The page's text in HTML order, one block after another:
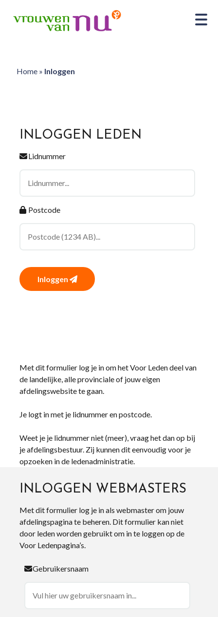
Home» Inloggen
INLOGGEN LEDEN
Lidnummer
Postcode
Inloggen
Met dit formulier log je in om het Voor Leden deel van
de landelijke, alle provinciale of jouw eigen
afdelingswebsite te gaan.
Je logt in met je lidnummer en postcode.
Weet je je lidnummer niet (meer), vraag het dan op bij
je afdelingsbestuur. Zij kunnen dit eenvoudig voor je
opzoeken in de ledenadministratie.
INLOGGEN WEBMASTERS
Met dit formulier log je in als webmaster om jouw
afdelingspagina te beheren. Dit formulier kan niet
door leden worden gebruikt om in te loggen op de
Voor Ledenpagina’s.
Gebruikersnaam